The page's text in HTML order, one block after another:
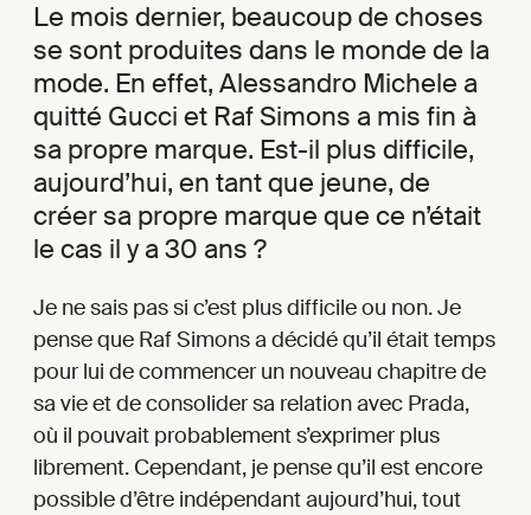
Le mois dernier, beaucoup de choses
se sont produites dans le monde de la
mode. En effet, Alessandro Michele a
quitté Gucci et Raf Simons a mis fin à
sa propre marque. Est-il plus difficile,
aujourd’hui, en tant que jeune, de
créer sa propre marque que ce n’était
le cas il y a 30 ans ?
Je ne sais pas si c’est plus difficile ou non. Je
pense que Raf Simons a décidé qu’il était temps
pour lui de commencer un nouveau chapitre de
sa vie et de consolider sa relation avec Prada,
où il pouvait probablement s’exprimer plus
librement. Cependant, je pense qu’il est encore
possible d’être indépendant aujourd’hui, tout